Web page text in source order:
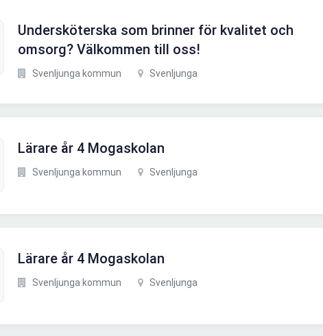
Undersköterska som brinner för kvalitet och
omsorg? Välkommen till oss!
Svenljunga kommun Svenljunga
Lärare år 4 Mogaskolan
Svenljunga kommun Svenljunga
Lärare år 4 Mogaskolan
Svenljunga kommun Svenljunga